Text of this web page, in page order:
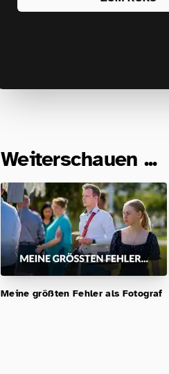
Weiterschauen ...
Meine größten Fehler als Fotograf